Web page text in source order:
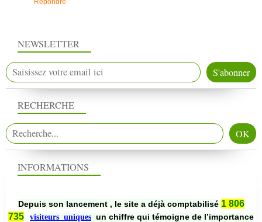
Répondre
NEWSLETTER
RECHERCHE
INFORMATIONS
Depuis son lancement , le site a déjà comptabilisé 1 806
735
visiteurs uniques un chiffre qui témoigne de l’importance